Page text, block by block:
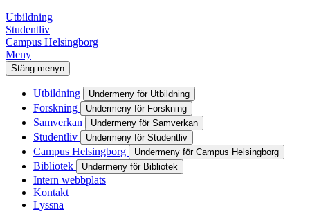
Utbildning
Studentliv
Campus Helsingborg
Meny
Stäng menyn
Utbildning Undermeny för Utbildning
Forskning Undermeny för Forskning
Samverkan Undermeny för Samverkan
Studentliv Undermeny för Studentliv
Campus Helsingborg Undermeny för Campus Helsingborg
Bibliotek Undermeny för Bibliotek
Intern webbplats
Kontakt
Lyssna